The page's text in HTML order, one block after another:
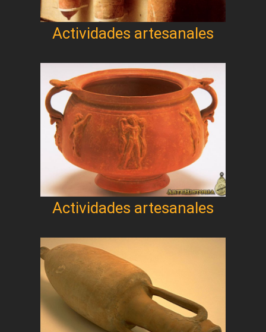
Actividades artesanales
Actividades artesanales